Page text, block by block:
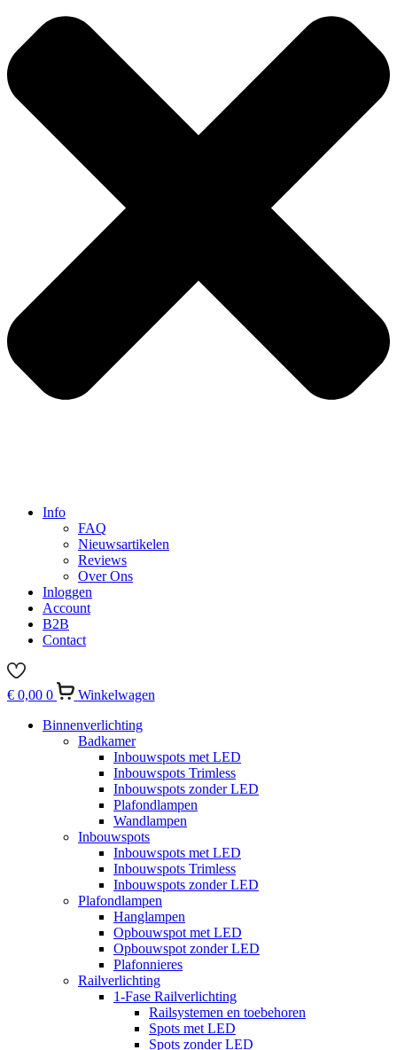
Info
FAQ
Nieuwsartikelen
Reviews
Over Ons
Inloggen
Account
B2B
Contact
€ 0,00 0
Winkelwagen
Binnenverlichting
Badkamer
Inbouwspots met LED
Inbouwspots Trimless
Inbouwspots zonder LED
Plafondlampen
Wandlampen
Inbouwspots
Inbouwspots met LED
Inbouwspots Trimless
Inbouwspots zonder LED
Plafondlampen
Hanglampen
Opbouwspot met LED
Opbouwspot zonder LED
Plafonnieres
Railverlichting
1-Fase Railverlichting
Railsystemen en toebehoren
Spots met LED
Spots zonder LED